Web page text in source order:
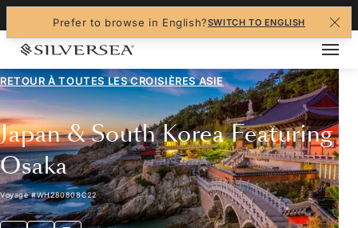
Prefer to browse in English?SWITCH TO ENGLISH
RETOUR À TOUTES LESCROISIÈRES ASIE
Japan & South Korea Featuring
Osaka
Voyage#WH280808C22